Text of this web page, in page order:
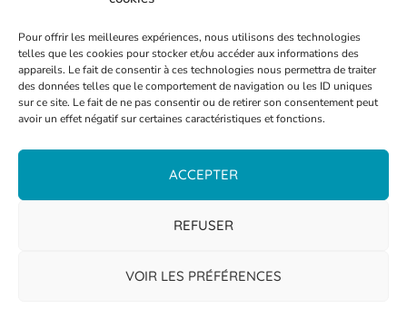
Pour offrir les meilleures expériences, nous utilisons des technologies
telles que les cookies pour stocker et/ou accéder aux informations des
appareils. Le fait de consentir à ces technologies nous permettra de traiter
des données telles que le comportement de navigation ou les ID uniques
sur ce site. Le fait de ne pas consentir ou de retirer son consentement peut
avoir un effet négatif sur certaines caractéristiques et fonctions.
ACCEPTER
REFUSER
VOIR LES PRÉFÉRENCES